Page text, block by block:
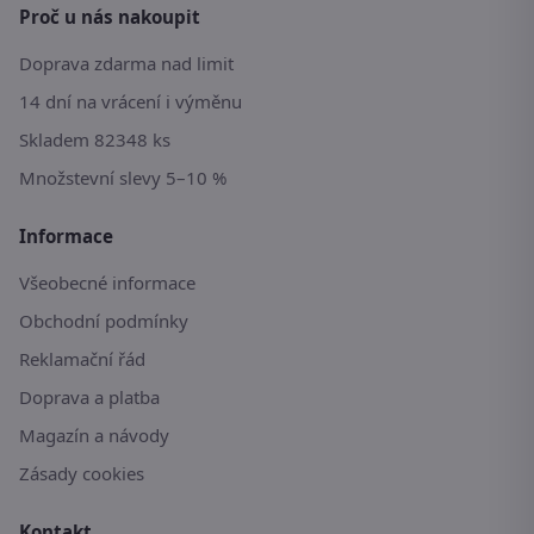
Proč u nás nakoupit
Doprava zdarma nad limit
14 dní na vrácení i výměnu
Skladem 82348 ks
Množstevní slevy 5–10 %
Informace
Všeobecné informace
Obchodní podmínky
Reklamační řád
Doprava a platba
Magazín a návody
Zásady cookies